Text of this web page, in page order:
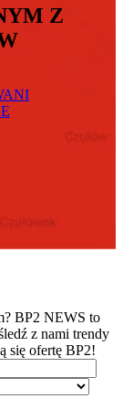
Z
BP2 NEWS to
z nami trendy
się ofertę BP2!